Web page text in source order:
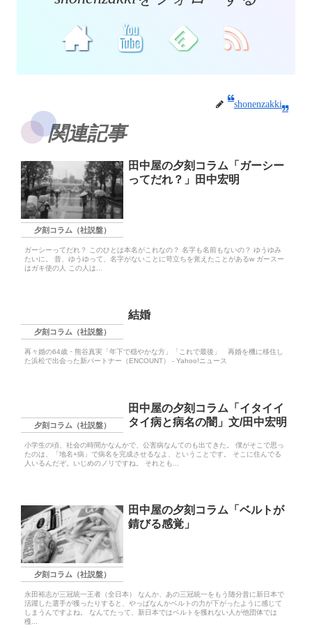
shonenzakki
関連記事
夕刻コラム（社説盤）
田中屋の夕刻コラム「ガーシー
ってだれ？」田中宏明
ガーシーってだれ？ このひとは本名がこれなの？ 名字も名前もないの？ ゆうゆみ
たいに。 昔、ゆうゆって、名字がないことに苛立ちを覚えたことがあるw ガースー
はガキ使の人 この人は...
夕刻コラム（社説盤）
結婚
再々婚の64歳・熊谷真実「年下で穏やかな方」「これで最後」 再婚を機に移住し
た浜松で出会った新パートナー（ENCOUNT） - Yahoo!ニュース
夕刻コラム（社説盤）
田中屋の夕刻コラム「イタイイ
タイ病と病名の闇」文/田中宏明
小学生の頃、社会の時間かなんかで、公害病なんてのも出てきた。 僕がそこで思っ
たのは、「地名+病」で病名を完成させるなよ、ということです。 そこに住んでる
人いるんだぞ。いじめのノリですね。 それとも...
夕刻コラム（社説盤）
田中屋の夕刻コラム「ベルトが
錆びる感覚」
永田裕志が三冠統一王者（全日本） なんか、あの三冠統一をもう随分昔に新日本で
活躍した選手が獲ったりすると、やっぱなんかベルトの力が下がったように感じて
しまうんですよね。 なんてたって、新日本ではベルトを獲れない人が他団体では
穫...